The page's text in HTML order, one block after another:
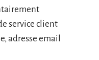
service client
adresse email